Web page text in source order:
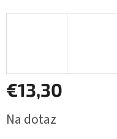
€13,30
cena:
Na dotaz